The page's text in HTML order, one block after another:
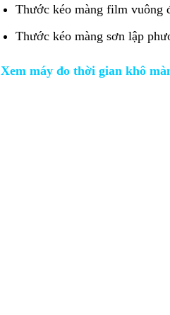
Thước kéo màng film vuông
Thước kéo màng sơn lập
Xem máy đo thời gian khô